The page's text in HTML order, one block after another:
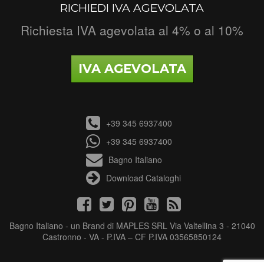
RICHIEDI IVA AGEVOLATA
Richiesta IVA agevolata al 4% o al 10%
IVA AGEVOLATA
+39 345 6937400
+39 345 6937400
Bagno Italiano
Download Cataloghi
Bagno Italiano - un Brand di MAPLES SRL Via Valtellina 3 - 21040
Castronno - VA - P.IVA – CF P.IVA 03565850124